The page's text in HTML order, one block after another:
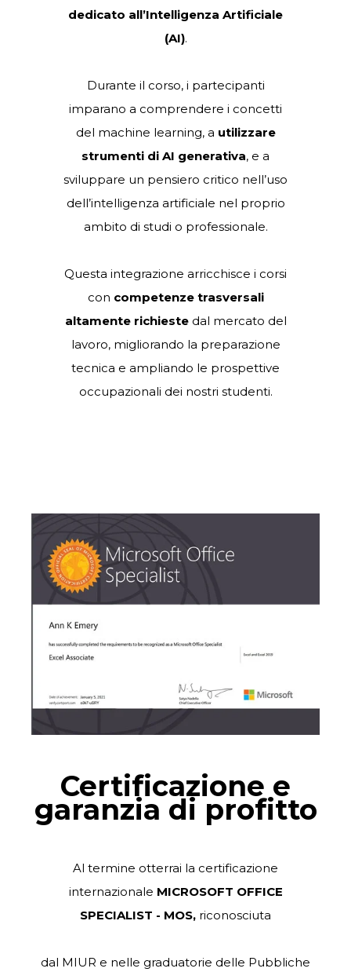
dedicato all’Intelligenza Artificiale
(AI).
Durante il corso, i partecipanti
imparano a comprendere i concetti
del machine learning, a utilizzare
strumenti di AI generativa, e a
sviluppare un pensiero critico nell’uso
dell’intelligenza artificiale nel proprio
ambito di studi o professionale.
Questa integrazione arricchisce i corsi
con competenze trasversali
altamente richiestedal mercato del
lavoro, migliorando la preparazione
tecnica e ampliando le prospettive
occupazionali dei nostri studenti.
Certificazione e
garanzia di profitto
Al termine otterrai la certificazione
internazionale MICROSOFT OFFICE
SPECIALIST - MOS, riconosciuta
dal MIUR e nelle graduatorie delle Pubbliche